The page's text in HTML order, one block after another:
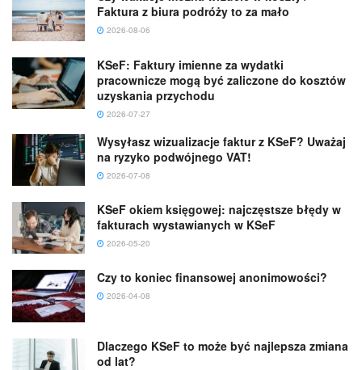
Faktura z biura podróży to za mało
2026-08-06
KSeF: Faktury imienne za wydatki
pracownicze mogą być zaliczone do kosztów
uzyskania przychodu
2026-07-27
Wysyłasz wizualizacje faktur z KSeF? Uważaj
na ryzyko podwójnego VAT!
2026-07-08
KSeF okiem księgowej: najczęstsze błędy w
fakturach wystawianych w KSeF
2026-05-20
Czy to koniec finansowej anonimowości?
2026-04-08
Dlaczego KSeF to może być najlepsza zmiana
od lat?